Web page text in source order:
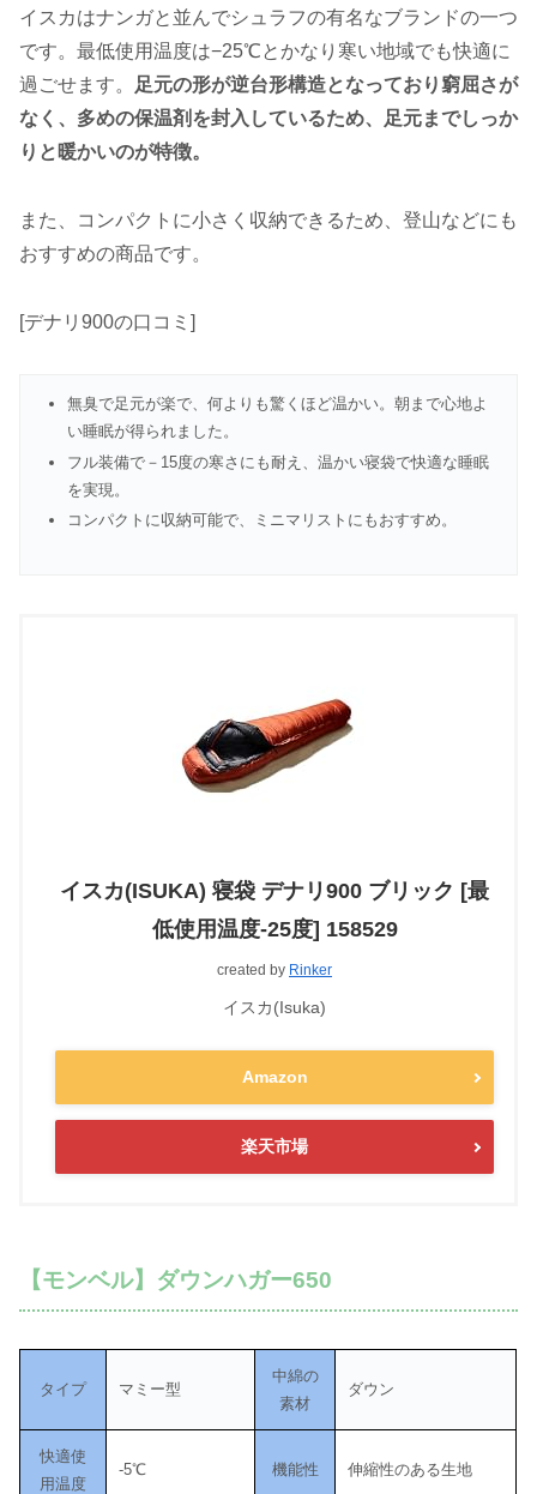
イスカはナンガと並んでシュラフの有名なブランドの一つ
です。最低使用温度は−25℃とかなり寒い地域でも快適に
過ごせます。 足元の形が逆台形構造となっており窮屈さが
なく、多めの保温剤を封入しているため、足元までしっか
りと暖かいのが特徴。
また、コンパクトに小さく収納できるため、登山などにも
おすすめの商品です。
[デナリ900の口コミ]
無臭で足元が楽で、何よりも驚くほど温かい。朝まで心地よ
い睡眠が得られました。
フル装備で－15度の寒さにも耐え、温かい寝袋で快適な睡眠
を実現。
コンパクトに収納可能で、ミニマリストにもおすすめ。
イスカ(ISUKA) 寝袋 デナリ900 ブリック [最
低使用温度-25度] 158529
created by Rinker
イスカ(Isuka)
Amazon
楽天市場
【モンベル】ダウンハガー650
タイプ マミー型
中綿の
素材
ダウン
快適使
用温度
-5℃ 機能性 伸縮性のある生地